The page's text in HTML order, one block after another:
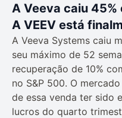
A Veeva caiu 45%
A VEEV está
A Veeva Systems caiu
seu máximo de 52
recuperação de 10%
no S&P 500. O
de essa venda ter sido
lucros do quarto